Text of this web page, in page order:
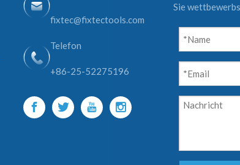
fixtec@fixtectools.com
Telefon
+86-25-52275196
Sie